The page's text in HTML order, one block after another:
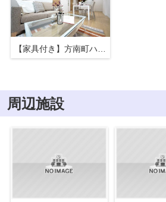
【家具付き】方南町ハイツ ５階部分
周辺施設